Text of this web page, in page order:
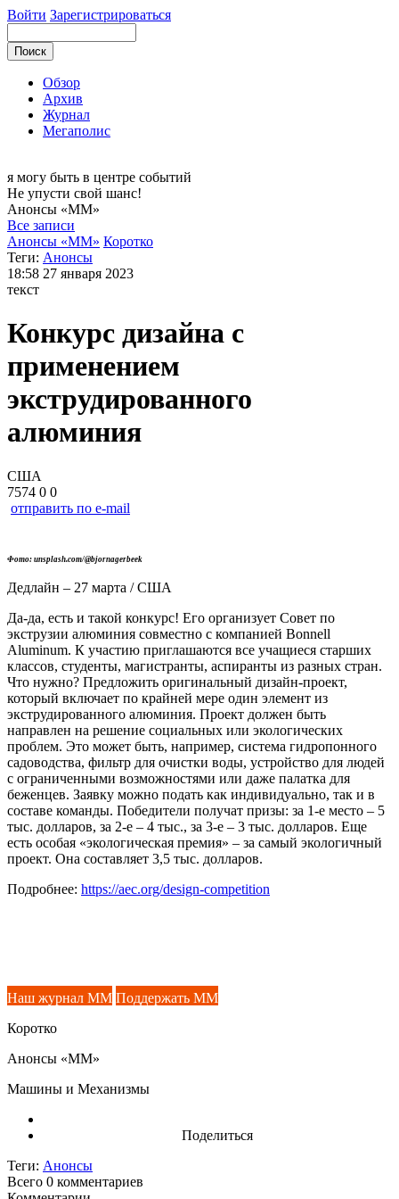
Войти Зарегистрироваться
Обзор
Архив
Журнал
Мегаполис
я могу быть в центре событий
Не упусти свой шанс!
Анонсы «ММ»
Все записи
Анонсы «ММ» Коротко
Теги: Анонсы
18:58 27 января 2023
текст
Конкурс дизайна с
применением
экструдированного
алюминия
США
7574 0 0
отправить по e-mail
Фото: unsplash.com/@bjornagerbeek
Дедлайн – 27 марта / США
Да-да, есть и такой конкурс! Его организует Совет по
экструзии алюминия совместно с компанией Bonnell
Aluminum. К участию приглашаются все учащиеся старших
классов, студенты, магистранты, аспиранты из разных стран.
Что нужно? Предложить оригинальный дизайн-проект,
который включает по крайней мере один элемент из
экструдированного алюминия. Проект должен быть
направлен на решение социальных или экологических
проблем. Это может быть, например, система гидропонного
садоводства, фильтр для очистки воды, устройство для людей
с ограниченными возможностями или даже палатка для
беженцев. Заявку можно подать как индивидуально, так и в
составе команды. Победители получат призы: за 1-е место – 5
тыс. долларов, за 2-е – 4 тыс., за 3-е – 3 тыс. долларов. Еще
есть особая «экологическая премия» – за самый экологичный
проект. Она составляет 3,5 тыс. долларов.
Подробнее: https://aec.org/design-competition
Наш журнал ММ Поддержать ММ
Коротко
Анонсы «ММ»
Машины и Механизмы
Поделиться
Теги: Анонсы
Всего 0 комментариев